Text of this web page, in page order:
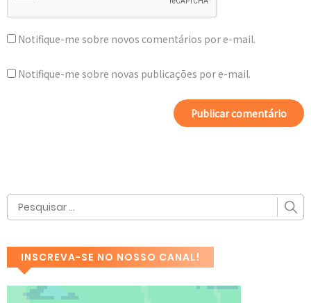
Notifique-me sobre novos comentários por e-mail.
Notifique-me sobre novas publicações por e-mail.
INSCREVA-SE NO NOSSO CANAL!